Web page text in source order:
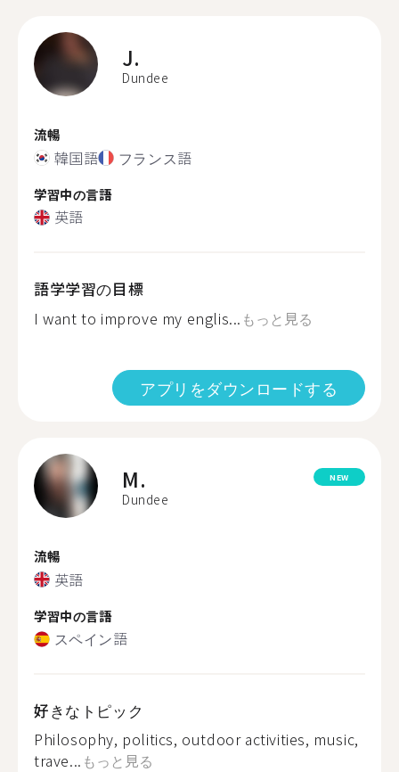
J.
Dundee
流暢
韓国語 フランス語
学習中の言語
英語
語学学習の目標
I want to improve my englis... もっと見る
アプリをダウンロードする
M.
Dundee
NEW
流暢
英語
学習中の言語
スペイン語
好きなトピック
Philosophy, politics, outdoor activities, music,
trave... もっと見る